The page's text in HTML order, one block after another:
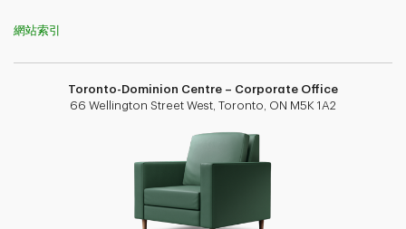
網站索引
Toronto-Dominion Centre – Corporate Office
66 Wellington Street West, Toronto, ON M5K 1A2